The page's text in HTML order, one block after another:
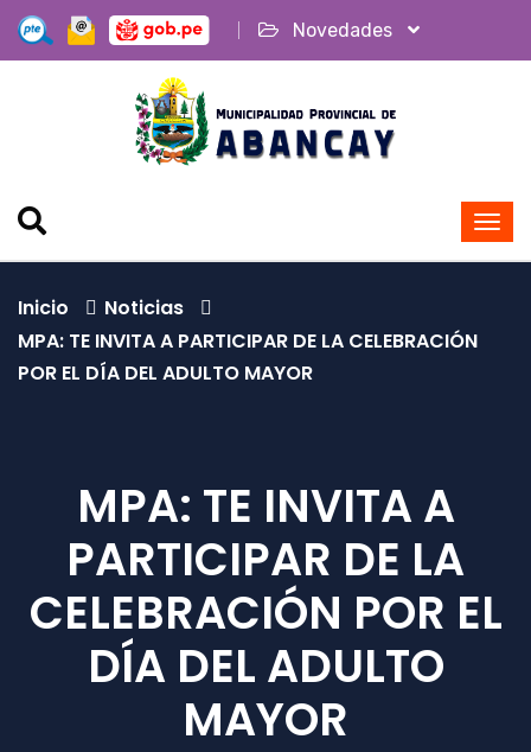
Novedades
Inicio
Noticias
MPA: TE INVITA A PARTICIPAR DE LA CELEBRACIÓN
POR EL DÍA DEL ADULTO MAYOR
MPA: TE INVITA A
PARTICIPAR DE LA
CELEBRACIÓN POR EL
DÍA DEL ADULTO
MAYOR